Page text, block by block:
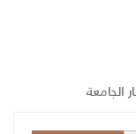
الجامعة